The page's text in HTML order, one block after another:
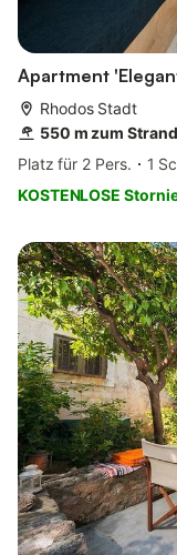
Apartment
Rhodos Stadt
550 m zum Strand
Platz für 2 Pers.
1
KOSTENLOSE